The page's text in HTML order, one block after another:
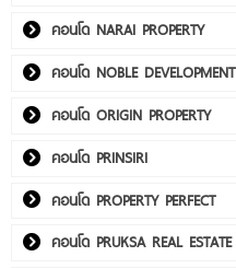
คอนโด NARAI PROPERTY
คอนโด NOBLE DEVELOPMENT
คอนโด ORIGIN PROPERTY
คอนโด PRINSIRI
คอนโด PROPERTY PERFECT
คอนโด PRUKSA REAL ESTATE